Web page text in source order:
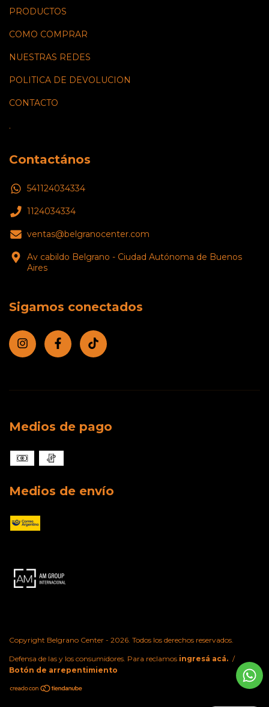
PRODUCTOS
COMO COMPRAR
NUESTRAS REDES
POLITICA DE DEVOLUCION
CONTACTO
.
Contactános
541124034334
1124034334
ventas@belgranocenter.com
Av cabildo Belgrano - Ciudad Autónoma de Buenos
Aires
Sigamos conectados
Medios de pago
Medios de envío
Copyright Belgrano Center - 2026. Todos los derechos reservados.
Defensa de las y los consumidores. Para reclamos ingresá acá. /
Botón de arrepentimiento